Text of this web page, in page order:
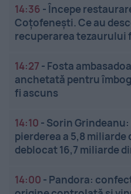
14:36 -Începe
Coțofenești. Ce au
recuperarea tezaurului
14:27 - Fosta
anchetată pentru
fi ascuns
14:10 - Sorin
pierderea a 5,8 miliarde
deblocat 16,7 miliarde
14:00 - Pandora: